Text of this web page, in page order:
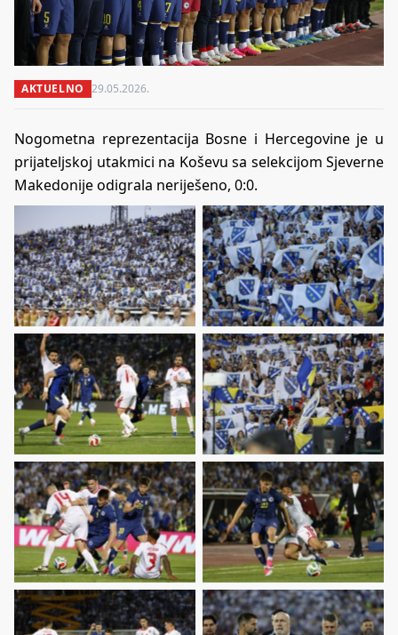
AKTUELNO 29.05.2026.
Nogometna reprezentacija Bosne i Hercegovine je u
prijateljskoj utakmici na Koševu sa selekcijom Sjeverne
Makedonije odigrala neriješeno, 0:0.